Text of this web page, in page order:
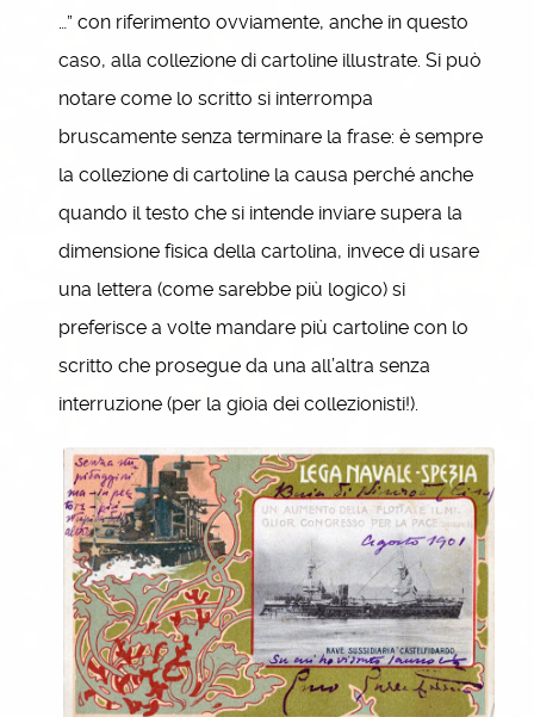
…” con riferimento ovviamente, anche in questo
caso, alla collezione di cartoline illustrate. Si può
notare come lo scritto si interrompa
bruscamente senza terminare la frase: è sempre
la collezione di cartoline la causa perché anche
quando il testo che si intende inviare supera la
dimensione fisica della cartolina, invece di usare
una lettera (come sarebbe più logico) si
preferisce a volte mandare più cartoline con lo
scritto che prosegue da una all’altra senza
interruzione (per la gioia dei collezionisti!).